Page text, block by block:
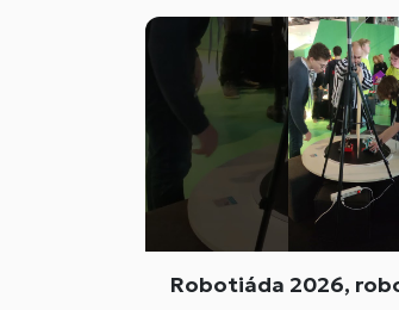
Robotiáda 2026,